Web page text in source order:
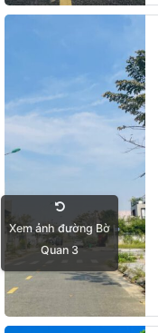
Xem ảnh đường Bờ
Quan 3